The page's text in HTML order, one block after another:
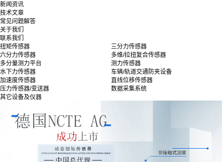
新闻资讯
技术文章
常见问题解答
关于我们
联系我们
扭矩传感器
三分力传感器
六分力传感器
多维/拉扭复合传感器
多分量测力平台
测力传感器
水下力传感器
车辆/轨道交通防夹设备
加速度传感器
直线位移传感器
压力传感器/变送器
数据采集系统
其它设备及仪器